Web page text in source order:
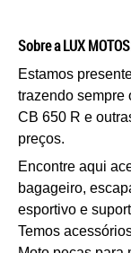
Sobre a LUX
Estamos
trazendo sempre
CB 650 R e
preços.
Encontre aqui
bagageiro, e
esportivo e
Temos